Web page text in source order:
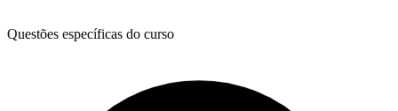
Questões específicas do curso